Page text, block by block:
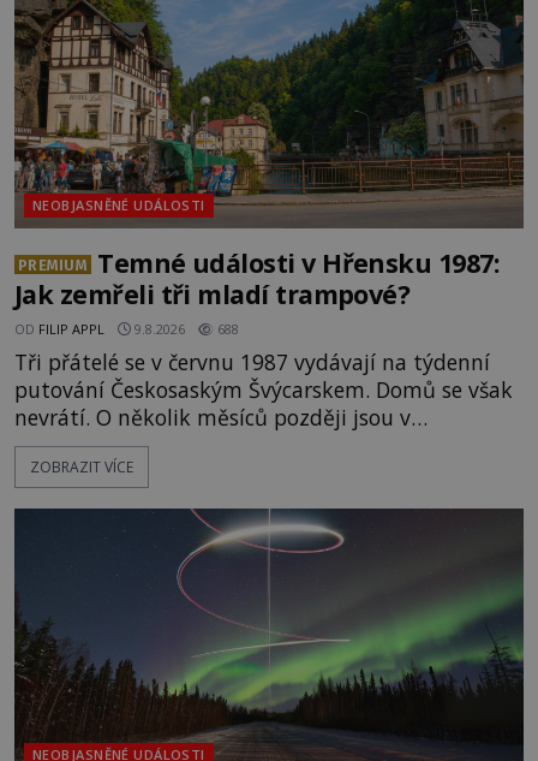
NEOBJASNĚNÉ UDÁLOSTI
PREMIUM
Temné události v Hřensku 1987:
Jak zemřeli tři mladí trampové?
OD FILIP APPL 9.8.2026 688
Tři přátelé se v červnu 1987 vydávají na týdenní
putování Českosaským Švýcarskem. Domů se však
nevrátí. O několik měsíců později jsou v
nepřístupných skalách u Hřenska nalezeny jejich
kostry – a s nimi stopy, které se jen obtížně slučují
přírodní živel, neznámý útočník, nebo někdo, koho
tehdejší režim nechtěl odhalit? [gallery
ids="171131,171132,1711
ZOBRAZIT VÍCE
NEOBJASNĚNÉ UDÁLOSTI